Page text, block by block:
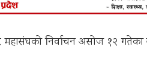
महासंघको निर्वाचन असोज १२